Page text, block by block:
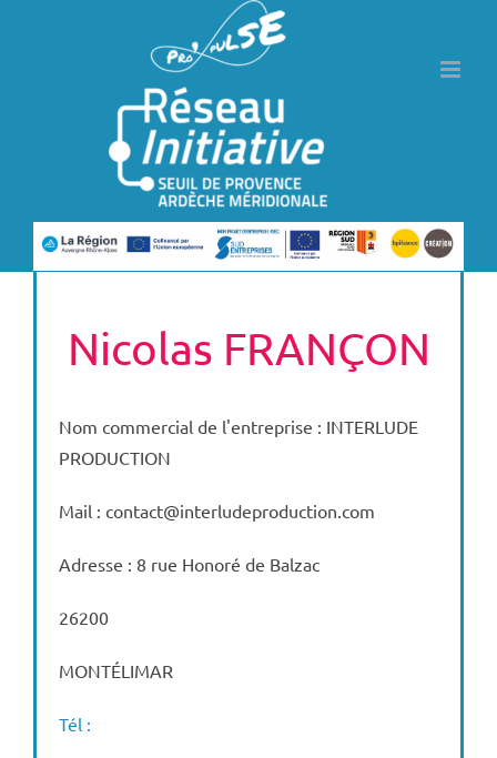
Nicolas FRANÇON
Nom commercial de l'entreprise : INTERLUDE
PRODUCTION
Mail : contact@interludeproduction.com
Adresse : 8 rue Honoré de Balzac
26200
MONTÉLIMAR
Tél :